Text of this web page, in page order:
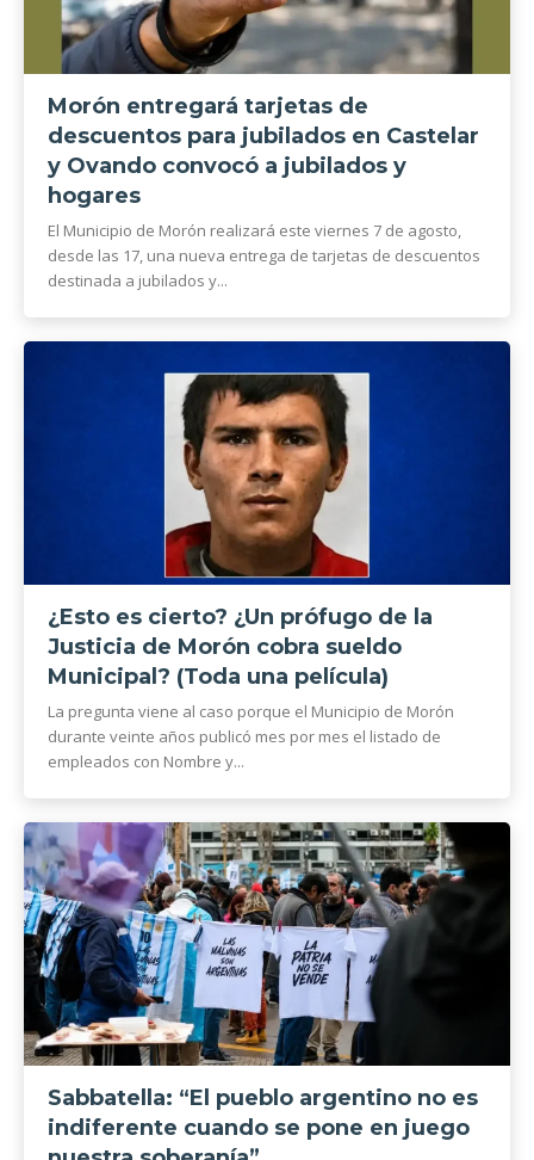
Morón entregará tarjetas de
descuentos para jubilados en Castelar
y Ovando convocó a jubilados y
hogares
El Municipio de Morón realizará este viernes 7 de agosto,
desde las 17, una nueva entrega de tarjetas de descuentos
destinada a jubilados y...
¿Esto es cierto? ¿Un prófugo de la
Justicia de Morón cobra sueldo
Municipal? (Toda una película)
La pregunta viene al caso porque el Municipio de Morón
durante veinte años publicó mes por mes el listado de
empleados con Nombre y...
Sabbatella: “El pueblo argentino no es
indiferente cuando se pone en juego